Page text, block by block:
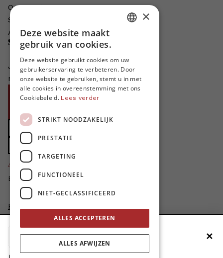
Onze auteurs
Schrijven voor MO*?
Adverteren in MO*
Steun MO*
Je helpt ons groeien. MO* bestaat
niet zonder jouw steun!
Doe een gift
Zet MO* in uw testament
4424
Bedankt voor jullie steun!
Privacybeleid
Disclaimer
AI Charter
Cookievoorkeuren aanpassen
site by
Voeg MO* toe aan je beginscherm ✕
1. Druk op de deelknop
ENGLISH
×
Deze website maakt
gebruik van cookies.
Deze website gebruikt cookies om uw
gebruikerservaring te verbeteren. Door
onze website te gebruiken, stemt u in met
alle cookies in overeenstemming met ons
Cookiebeleid. Lees verder
STRIKT NOODZAKELIJK
PRESTATIE
TARGETING
FUNCTIONEEL
NIET-GECLASSIFICEERD
ALLES ACCEPTEREN
ALLES AFWIJZEN